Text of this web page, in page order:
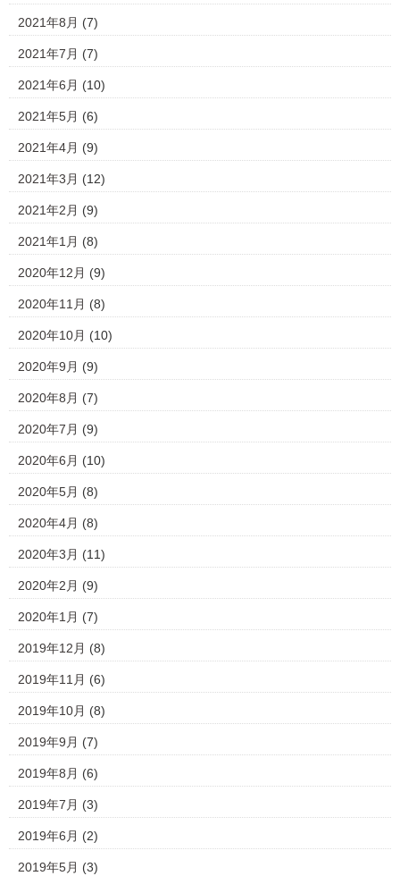
2021年8月 (7)
2021年7月 (7)
2021年6月 (10)
2021年5月 (6)
2021年4月 (9)
2021年3月 (12)
2021年2月 (9)
2021年1月 (8)
2020年12月 (9)
2020年11月 (8)
2020年10月 (10)
2020年9月 (9)
2020年8月 (7)
2020年7月 (9)
2020年6月 (10)
2020年5月 (8)
2020年4月 (8)
2020年3月 (11)
2020年2月 (9)
2020年1月 (7)
2019年12月 (8)
2019年11月 (6)
2019年10月 (8)
2019年9月 (7)
2019年8月 (6)
2019年7月 (3)
2019年6月 (2)
2019年5月 (3)